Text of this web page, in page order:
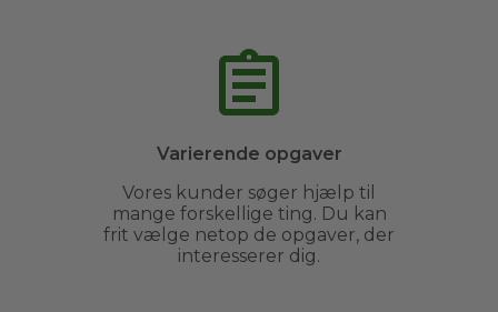
Varierende opgaver
Vores kunder søger hjælp til
mange forskellige ting. Du kan
frit vælge netop de opgaver, der
interesserer dig.